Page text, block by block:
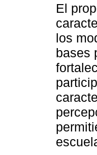
El
los
bases